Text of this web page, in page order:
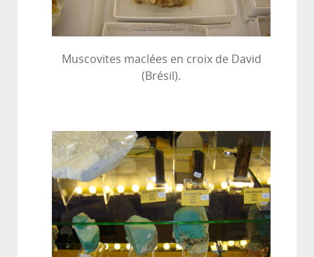
Muscovites maclées en croix de David
(Brésil).